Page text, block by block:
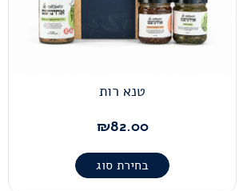
טנא רות
₪82.00
בחירת סוג